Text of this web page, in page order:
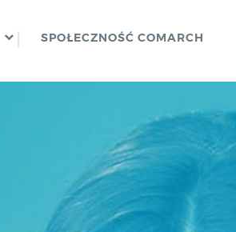
SPOŁECZNOŚĆ COMARCH